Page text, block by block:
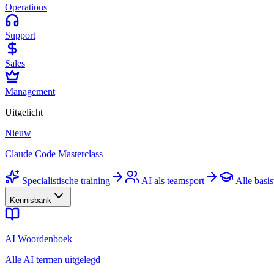
Operations
Support
Sales
Management
Uitgelicht
Nieuw
Claude Code Masterclass
Specialistische training AI als teamsport Alle
Kennisbank
AI Woordenboek
Alle AI termen uitgelegd